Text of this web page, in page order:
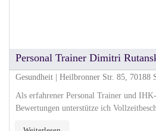
Personal Trainer Dimitri
Gesundheit | Heilbronner Str. 85, 70188
Als erfahrener Personal Trainer und
Bewertungen unterstütze ich